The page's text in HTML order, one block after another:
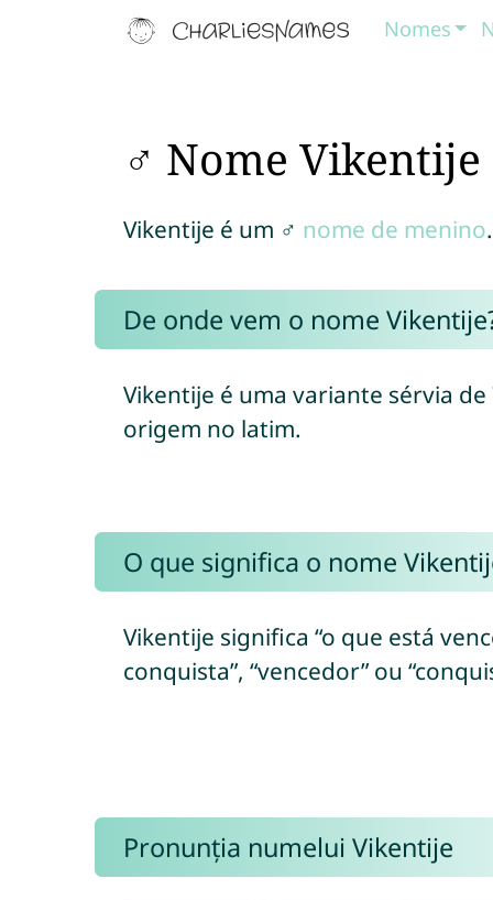
Nomes
♂ Nome Vikentije
Vikentije é um ♂ nome de menino.
De onde vem o nome
Vikentije é uma variante sérvia de
origem no latim.
O que significa o nome
Vikentije significa “o que está
conquista”, “vencedor” ou
Pronunția numelui Vikentije